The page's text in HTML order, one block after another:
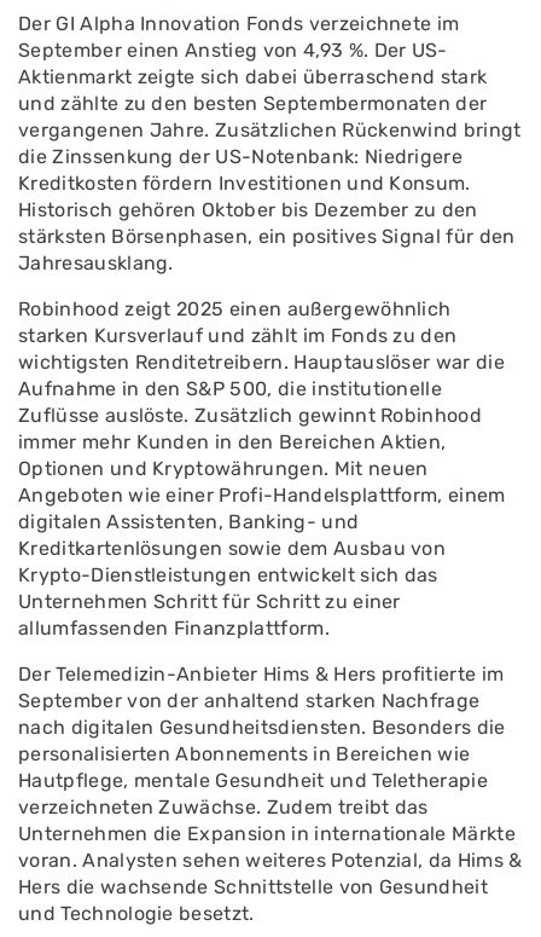
Der GI Alpha Innovation Fonds verzeichnete im
September einen Anstieg von 4,93 %. Der US-
Aktienmarkt zeigte sich dabei überraschend stark
und zählte zu den besten Septembermonaten der
vergangenen Jahre. Zusätzlichen Rückenwind bringt
die Zinssenkung der US-Notenbank: Niedrigere
Kreditkosten fördern Investitionen und Konsum.
Historisch gehören Oktober bis Dezember zu den
stärksten Börsenphasen, ein positives Signal für den
Jahresausklang.
Robinhood zeigt 2025 einen außergewöhnlich
starken Kursverlauf und zählt im Fonds zu den
wichtigsten Renditetreibern. Hauptauslöser war die
Aufnahme in den S&P 500, die institutionelle
Zuflüsse auslöste. Zusätzlich gewinnt Robinhood
immer mehr Kunden in den Bereichen Aktien,
Optionen und Kryptowährungen. Mit neuen
Angeboten wie einer Profi-Handelsplattform, einem
digitalen Assistenten, Banking- und
Kreditkartenlösungen sowie dem Ausbau von
Krypto-Dienstleistungen entwickelt sich das
Unternehmen Schritt für Schritt zu einer
allumfassenden Finanzplattform.
Der Telemedizin-Anbieter Hims & Hers profitierte im
September von der anhaltend starken Nachfrage
nach digitalen Gesundheitsdiensten. Besonders die
personalisierten Abonnements in Bereichen wie
Hautpflege, mentale Gesundheit und Teletherapie
verzeichneten Zuwächse. Zudem treibt das
Unternehmen die Expansion in internationale Märkte
voran. Analysten sehen weiteres Potenzial, da Hims &
Hers die wachsende Schnittstelle von Gesundheit
und Technologie besetzt.